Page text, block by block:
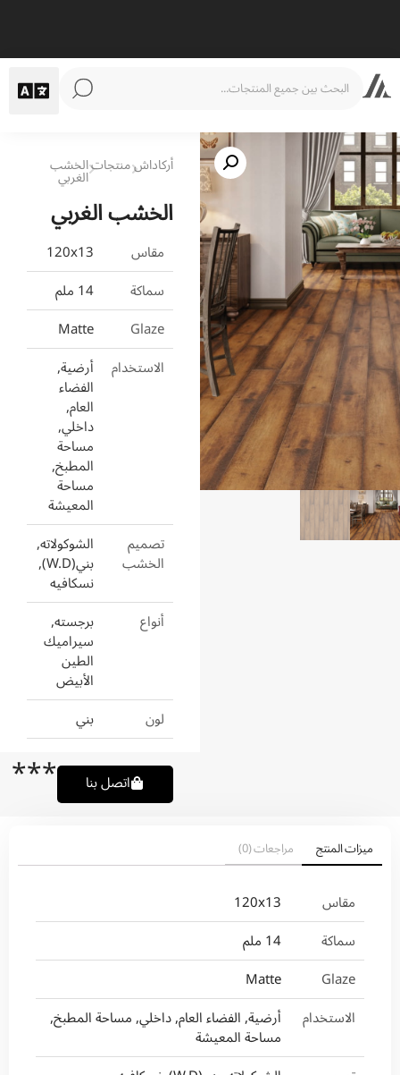
أركاداشمنتجاتالخشب
الغربي
الخشب الغربي
مقاس
120x13
سماكة
14 ملم
Glaze
Matte
الاستخدام
أرضية,
الفضاء
العام,
داخلي,
مساحة
المطبخ,
مساحة
المعيشة
تصميم
الخشب
الشوكولاته,
بني(W.D),
نسكافيه
أنواع
برجسته,
سيراميك
الطين
الأبيض
لون
بني
اتصل بنا ***
ميزات المنتج مراجعات (0)
مقاس
120x13
سماكة
14 ملم
Glaze
Matte
الاستخدام
أرضية, الفضاء العام, داخلي, مساحة المطبخ,
مساحة المعيشة